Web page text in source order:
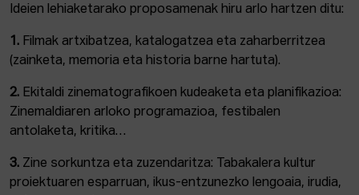
Ideien lehiaketarako proposamenak hiru arlo hartzen ditu:
1. Filmak artxibatzea, katalogatzea eta zaharberritzea
(zainketa, memoria eta historia barne hartuta).
2. Ekitaldi zinematografikoen kudeaketa eta planifikazioa:
Zinemaldiaren arloko programazioa, festibalen
antolaketa, kritika…
3. Zine sorkuntza eta zuzendaritza: Tabakalera kultur
proiektuaren esparruan, ikus-entzunezko lengoaia, irudia,